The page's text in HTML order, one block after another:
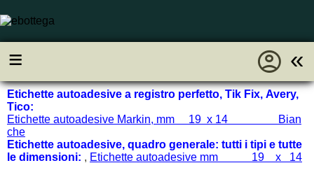
≡ «
account_circle
Etichette autoadesive a registro perfetto, Tik Fix, Avery,
Tico:
Etichette autoadesive Markin, mm 19 x 14 Bian
che
Etichette autoadesive, quadro generale: tutti i tipi e tutte
le dimensioni: , Etichette autoadesive mm 19 x 14